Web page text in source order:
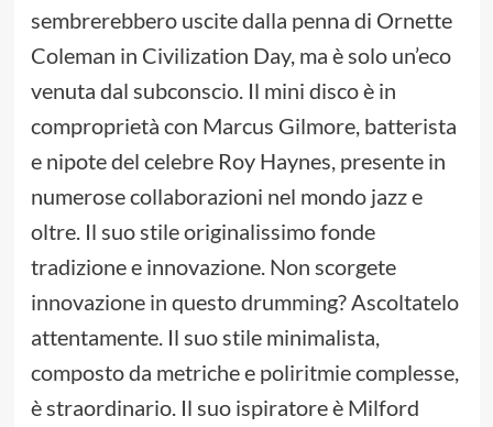
sembrerebbero uscite dalla penna di Ornette
Coleman in Civilization Day, ma è solo un’eco
venuta dal subconscio. Il mini disco è in
comproprietà con Marcus Gilmore, batterista
e nipote del celebre Roy Haynes, presente in
numerose collaborazioni nel mondo jazz e
oltre. Il suo stile originalissimo fonde
tradizione e innovazione. Non scorgete
innovazione in questo drumming? Ascoltatelo
attentamente. Il suo stile minimalista,
composto da metriche e poliritmie complesse,
è straordinario. Il suo ispiratore è Milford